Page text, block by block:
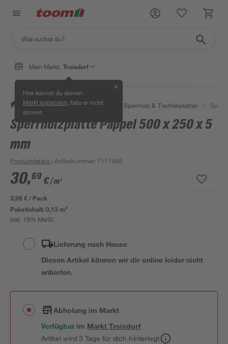
Mein Markt: Troisdorf
Hier kannst du deinen
Markt anpassen , falls er nicht
stimmt.
✕
/ Bauen & Renovieren / Holz Sperrholz & Tischlerplatten /
Sperrholzplatte Pappel 500 x 250 x 5
mm
Produktdetails | Artikelnummer: 7171466
30,69 €/ m²
3,99 € / Pack
Paketinhalt:0,13 m²
inkl. 19% MwSt.
Lieferung nach Hause
Diesen Artikel können wir dir online leider nicht
anbieten.
Abholung im Markt
Verfügbar im MarktTroisdorf
Artikel wird 3 Tage für dich hinterlegt